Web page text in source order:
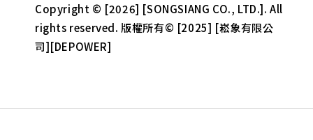
Copyright © [2026] [SONGSIANG CO., LTD.]. All
rights reserved. 版權所有© [2025] [崧象有限公
司][DEPOWER]